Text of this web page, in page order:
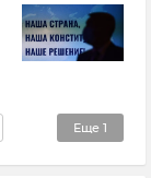
Еще 1